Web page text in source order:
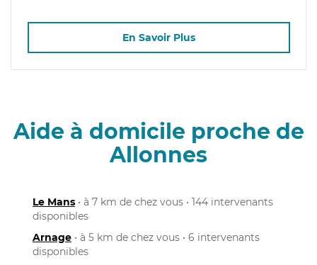
En Savoir Plus
Aide à domicile proche de
Allonnes
Le Mans • à 7 km de chez vous • 144 intervenants
disponibles
Arnage • à 5 km de chez vous • 6 intervenants
disponibles